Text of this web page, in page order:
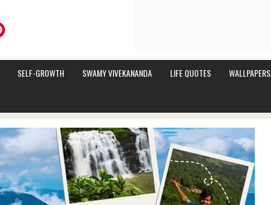
SELF-GROWTH SWAMY VIVEKANANDA LIFE QUOTES WALLPAPERS